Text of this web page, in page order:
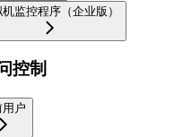
监控程序（企业版）
控制
用户